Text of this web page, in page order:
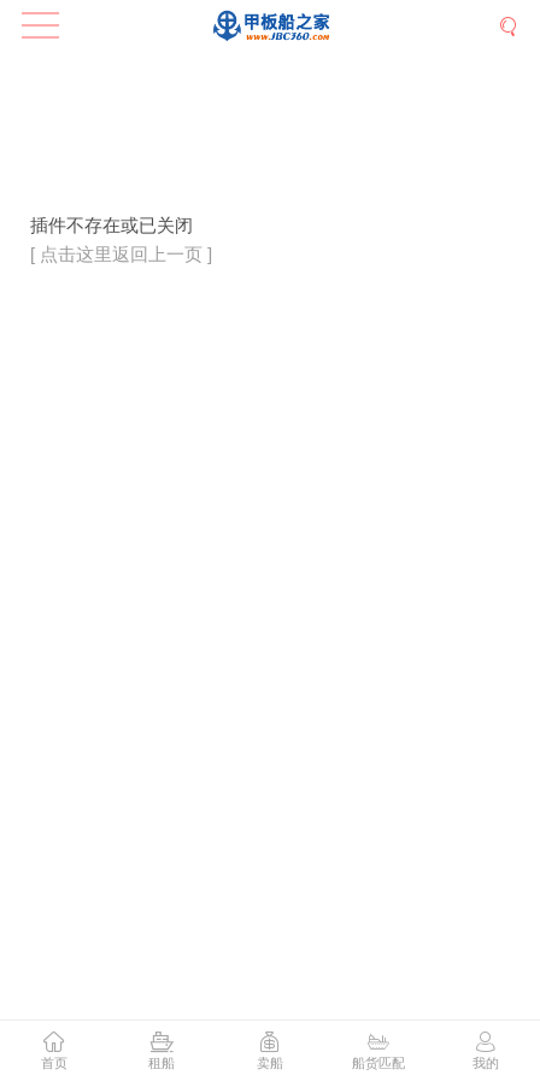
插件不存在或已关闭
[ 点击这里返回上一页 ]
首页 租船 卖船 船货匹配 我的